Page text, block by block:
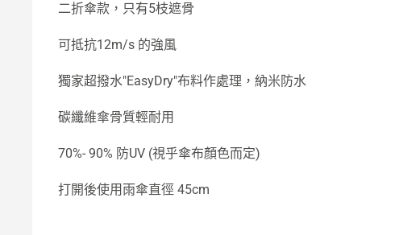
二折傘款，只有5枝遮骨
可抵抗12m/s 的強風
獨家超撥水"EasyDry"布料作處理，納米防水
碳纖維傘骨質輕耐用
70%- 90% 防UV (視乎傘布顏色而定)
打開後使用雨傘直徑 45cm